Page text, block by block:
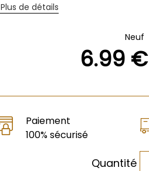
Plus de détails
Neuf
6.99 €
Paiement
100% sécurisé
Quantité